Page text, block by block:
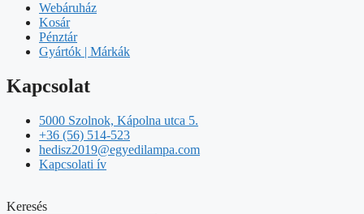
Webáruház
Kosár
Pénztár
Gyártók | Márkák
Kapcsolat
5000 Szolnok, Kápolna utca 5.
+36 (56) 514-523
hedisz2019@egyedilampa.com
Kapcsolati ív
Keresés